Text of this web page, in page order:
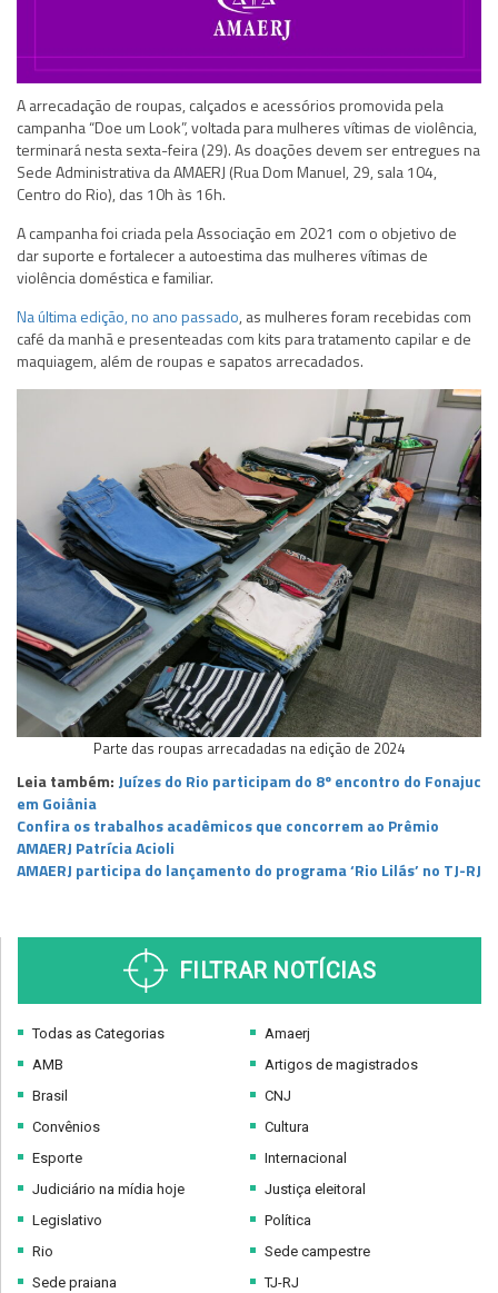
A arrecadação de roupas, calçados e acessórios promovida pela
campanha “Doe um Look”, voltada para mulheres vítimas de violência,
terminará nesta sexta-feira (29). As doações devem ser entregues na
Sede Administrativa da AMAERJ (Rua Dom Manuel, 29, sala 104,
Centro do Rio), das 10h às 16h.
A campanha foi criada pela Associação em 2021 com o objetivo de
dar suporte e fortalecer a autoestima das mulheres vítimas de
violência doméstica e familiar.
Na última edição, no ano passado, as mulheres foram recebidas com
café da manhã e presenteadas com kits para tratamento capilar e de
maquiagem, além de roupas e sapatos arrecadados.
Parte das roupas arrecadadas na edição de 2024
Leia também: Juízes do Rio participam do 8º encontro do Fonajuc
em Goiânia
Confira os trabalhos acadêmicos que concorrem ao Prêmio
AMAERJ Patrícia Acioli
AMAERJ participa do lançamento do programa ‘Rio Lilás’ no TJ-RJ
FILTRAR NOTÍCIAS
Todas as Categorias
AMB
Brasil
Convênios
Esporte
Judiciário na mídia hoje
Legislativo
Rio
Sede praiana
Amaerj
Artigos de magistrados
CNJ
Cultura
Internacional
Justiça eleitoral
Política
Sede campestre
TJ-RJ